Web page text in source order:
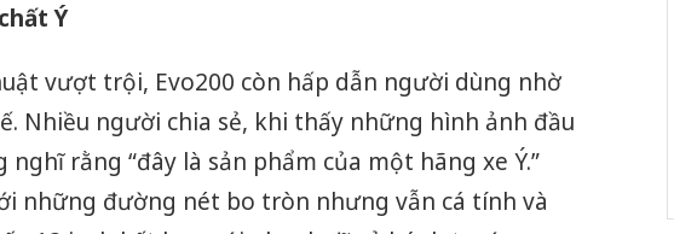
Ý
vượt trội, Evo200 còn hấp dẫn người dùng nhờ
Nhiều người chia sẻ, khi thấy những hình ảnh đầu
rằng “đây là sản phẩm của một hãng xe Ý.”
những đường nét bo tròn nhưng vẫn cá tính và
bán hàng giả tại Phú
Quốc ra đầu thú